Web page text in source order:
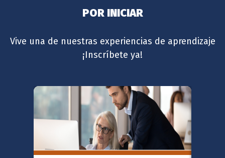
POR INICIAR
Vive una de nuestras experiencias de aprendizaje
¡Inscríbete ya!